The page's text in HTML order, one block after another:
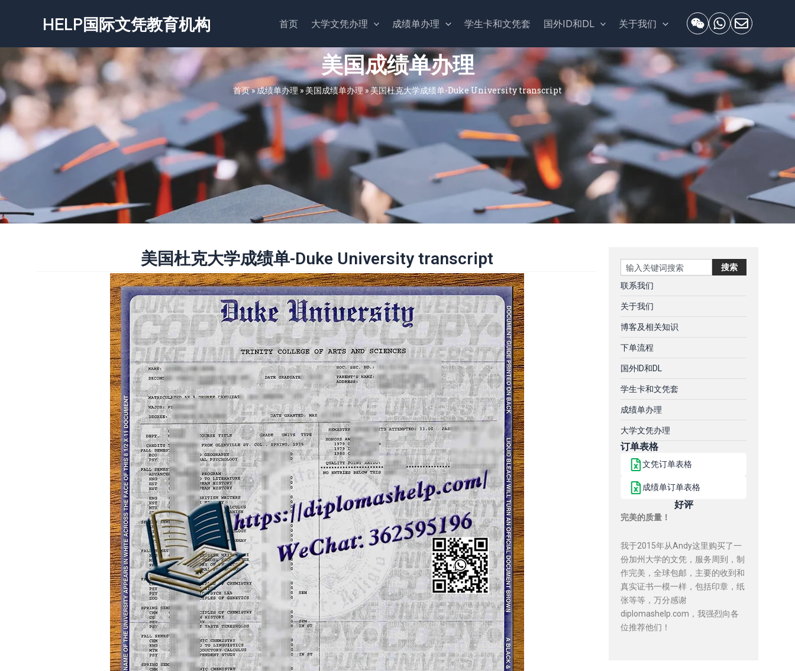
容
HELP国际文凭教育机构 首页 大学文凭办理 成绩单办理 学生卡和文凭套 国外ID和DL 关于我们
美国成绩单办理
首页»成绩单办理 » 美国成绩单办理 »美国杜克大学成绩单-Duke University transcript
美国杜克大学成绩单-Duke University transcript Search 搜索
联系我们
关于我们
博客及相关知识
下单流程
国外ID和DL
学生卡和文凭套
成绩单办理
大学文凭办理
订单表格
文凭订单表格
成绩单订单表格
好评
完美的质量！
我于2015年从Andy这里购买了一
份加州大学的文凭，服务周到，制
作完美，全球包邮，主要的收到和
真实证书一模一样，包括印章，纸
张等等，万分感谢
diplomashelp.com，我强烈向各
位推荐他们！